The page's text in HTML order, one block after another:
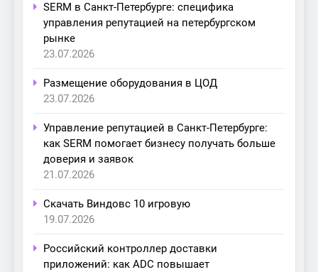
SERM в Санкт-Петербурге: специфика
управления репутацией на петербургском
рынке
23.07.2026
Размещение оборудования в ЦОД
23.07.2026
Управление репутацией в Санкт-Петербурге:
как SERM помогает бизнесу получать больше
доверия и заявок
21.07.2026
Скачать Виндовс 10 игровую
19.07.2026
Российский контроллер доставки
приложений: как ADC повышает